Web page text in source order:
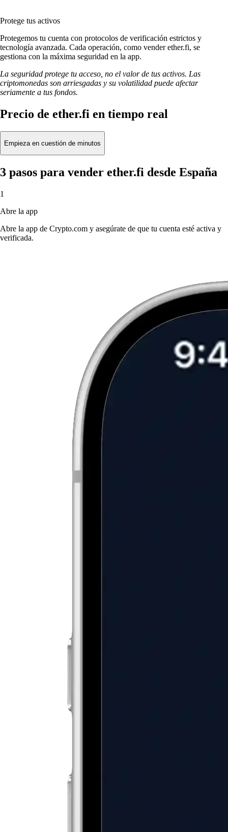
Protege tus activos
Protegemos tu cuenta con protocolos de verificación estrictos y
tecnología avanzada. Cada operación, como vender ether.fi, se
gestiona con la máxima seguridad en la app.
La seguridad protege tu acceso, no el valor de tus activos. Las
criptomonedas son arriesgadas y su volatilidad puede afectar
seriamente a tus fondos.
Precio de ether.fi en tiempo real
Empieza en cuestión de minutos
3 pasos para vender ether.fi desde España
1
Abre la app
Abre la app de Crypto.com y asegúrate de que tu cuenta esté activa y
verificada.